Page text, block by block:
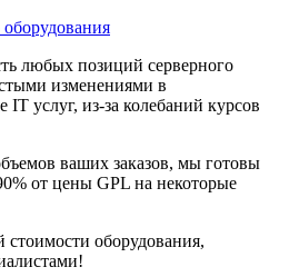
любых позиций серверного
изменениями в
услуг, из-за колебаний курсов
ваших заказов, мы готовы
от цены GPL на некоторые
стоимости оборудования,